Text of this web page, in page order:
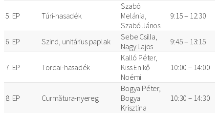
5. EP Túri-hasadék
Szabó
Melánia,
Szabó János
9:15 – 12:30
6. EP Szind, unitárius paplak
Sebe Csilla,
Nagy Lajos
9:45 – 13:15
7. EP Tordai-hasadék
Kalló Péter,
Kiss Enikő
Noémi
10:00 – 14:00
8. EP Curmătura-nyereg
Bogya Péter,
Bogya
Krisztina
10:30 – 14:30